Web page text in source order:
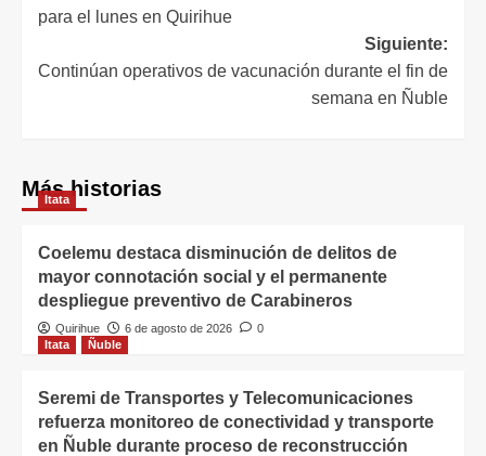
para el lunes en Quirihue
Siguiente:
Continúan operativos de vacunación durante el fin de
semana en Ñuble
Más historias
Itata
Coelemu destaca disminución de delitos de
mayor connotación social y el permanente
despliegue preventivo de Carabineros
Quirihue 6 de agosto de 2026
0
Itata
Ñuble
Seremi de Transportes y Telecomunicaciones
refuerza monitoreo de conectividad y transporte
en Ñuble durante proceso de reconstrucción